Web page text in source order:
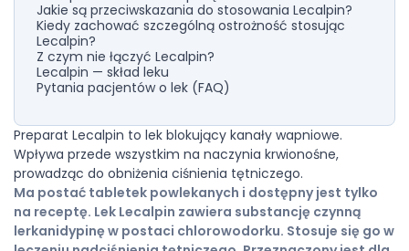
Preparat Lecalpin to lek blokujący kanały wapniowe.
Wpływa przede wszystkim na naczynia krwionośne,
prowadząc do obniżenia ciśnienia tętniczego.
Ma postać tabletek powlekanych i dostępny jest tylko
na receptę. Lek Lecalpin zawiera substancję czynną
lerkanidypinę w postaci chlorowodorku. Stosuje się go w
Jakie są przeciwskazania do stosowania Lecalpin?
Kiedy zachować szczególną ostrożność stosując
Lecalpin?
Z czym nie łączyć Lecalpin?
Lecalpin — skład leku
Pytania pacjentów o lek (FAQ)